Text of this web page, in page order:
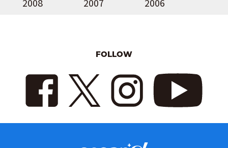
2008
2007 2006
FOLLOW